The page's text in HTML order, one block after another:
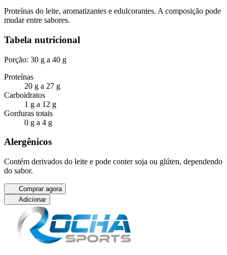
Proteínas do leite, aromatizantes e edulcorantes. A composição pode
mudar entre sabores.
Tabela nutricional
Porção: 30 g a 40 g
Proteínas
20 g a 27 g
Carboidratos
1 g a 12 g
Gorduras totais
0 g a 4 g
Alergênicos
Contém derivados do leite e pode conter soja ou glúten, dependendo
do sabor.
Comprar agora
Adicionar